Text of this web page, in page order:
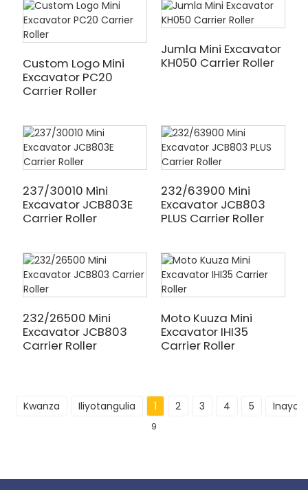
Custom Logo Mini
Excavator PC20
Carrier Roller
Jumla Mini Excavator
KH050 Carrier Roller
237/30010 Mini
Excavator JCB803E
Carrier Roller
232/63900 Mini
Excavator JCB803
PLUS Carrier Roller
232/26500 Mini
Excavator JCB803
Carrier Roller
Moto Kuuza Mini
Excavator IHI35
Carrier Roller
Kwanza Iliyotangulia 1 2 3 4 5
9